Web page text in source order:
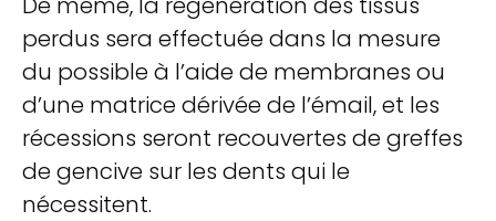
perdus sera effectuée dans la mesure
du possible à l’aide de membranes ou
d’une matrice dérivée de l’émail, et les
récessions seront recouvertes de greffes
de gencive sur les dents qui le
nécessitent.